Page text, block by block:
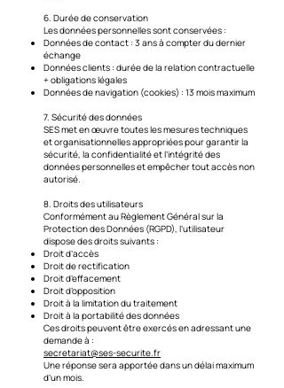
6. Durée de conservation
Les données personnelles sont conservées :
Données de contact : 3 ans à compter du dernier
échange
Données clients : durée de la relation contractuelle
+ obligations légales
Données de navigation (cookies) : 13 mois maximum
7. Sécurité des données
SES met en œuvre toutes les mesures techniques
et organisationnelles appropriées pour garantir la
sécurité, la confidentialité et l’intégrité des
données personnelles et empêcher tout accès non
autorisé.
8. Droits des utilisateurs
Conformément au Règlement Général sur la
Protection des Données (RGPD), l’utilisateur
dispose des droits suivants :
Droit d’accès
Droit de rectification
Droit d’effacement
Droit d’opposition
Droit à la limitation du traitement
Droit à la portabilité des données
Ces droits peuvent être exercés en adressant une
demande à :
secretariat@ses-securite.fr
Une réponse sera apportée dans un délai maximum
d’un mois.